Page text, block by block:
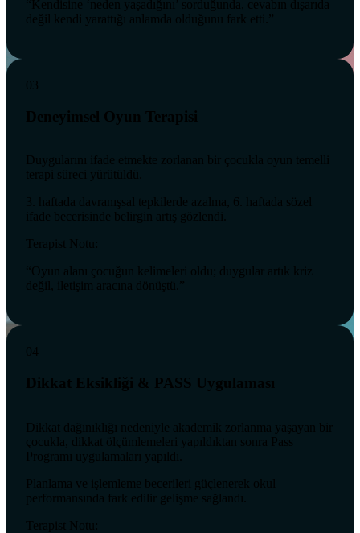
“Kendisine ‘neden yaşadığını’ sorduğunda, cevabın dışarıda
değil kendi yarattığı anlamda olduğunu fark etti.”
03
Deneyimsel Oyun Terapisi
Duygularını ifade etmekte zorlanan bir çocukla oyun temelli
terapi süreci yürütüldü.
3. haftada davranışsal tepkilerde azalma, 6. haftada sözel
ifade becerisinde belirgin artış gözlendi.
Terapist Notu:
“Oyun alanı çocuğun kelimeleri oldu; duygular artık kriz
değil, iletişim aracına dönüştü.”
04
Dikkat Eksikliği & PASS Uygulaması
Dikkat dağınıklığı nedeniyle akademik zorlanma yaşayan bir
çocukla, dikkat ölçümlemeleri yapıldıktan sonra Pass
Programı uygulamaları yapıldı.
Planlama ve işlemleme becerileri güçlenerek okul
performansında fark edilir gelişme sağlandı.
Terapist Notu: